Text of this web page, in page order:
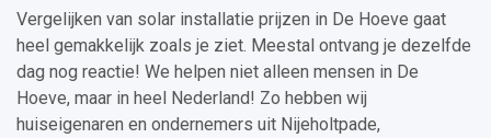
Vergelijken van solar installatie prijzen in De Hoeve gaat
heel gemakkelijk zoals je ziet. Meestal ontvang je dezelfde
dag nog reactie! We helpen niet alleen mensen in De
Hoeve, maar in heel Nederland! Zo hebben wij
huiseigenaren en ondernemers uit Nijeholtpade,